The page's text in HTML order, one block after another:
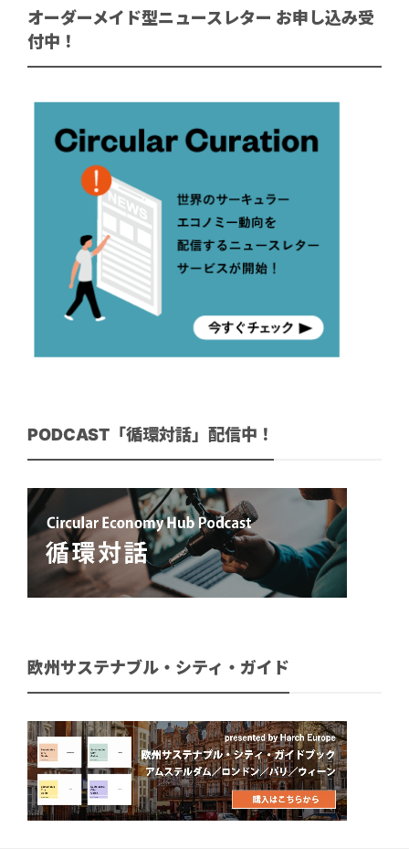
オーダーメイド型ニュースレター お申し込み受
付中！
PODCAST「循環対話」配信中！
欧州サステナブル・シティ・ガイド